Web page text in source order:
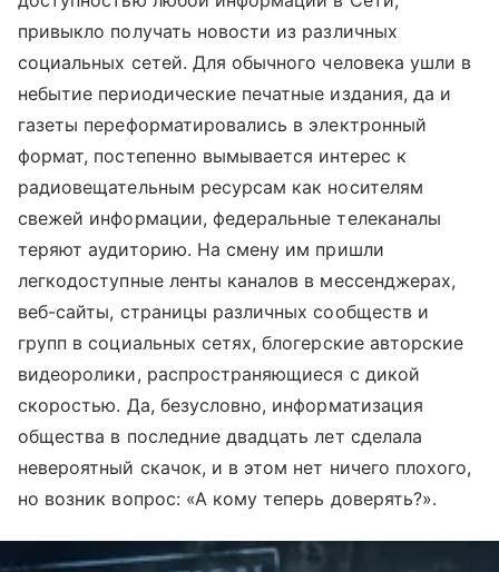
привыкло получать новости из различных
социальных сетей. Для обычного человека ушли в
небытие периодические печатные издания, да и
газеты переформатировались в электронный
формат, постепенно вымывается интерес к
радиовещательным ресурсам как носителям
свежей информации, федеральные телеканалы
теряют аудиторию. На смену им пришли
легкодоступные ленты каналов в мессенджерах,
веб-сайты, страницы различных сообществ и
групп в социальных сетях, блогерские авторские
видеоролики, распространяющиеся с дикой
скоростью. Да, безусловно, информатизация
общества в последние двадцать лет сделала
невероятный скачок, и в этом нет ничего плохого,
но возник вопрос: «А кому теперь доверять?».